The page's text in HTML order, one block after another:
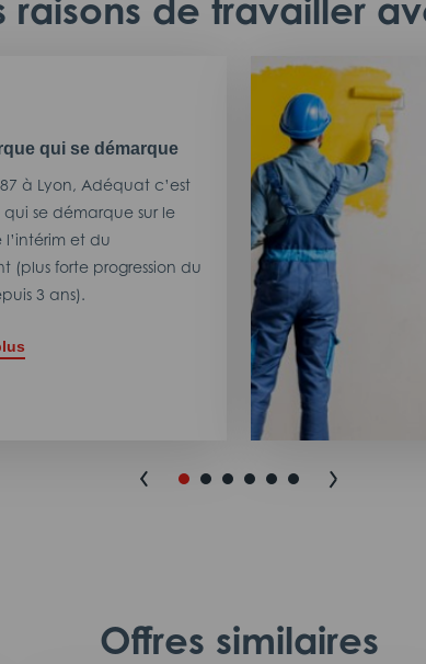
raisons de travailler
qui se démarque
à Lyon, Adéquat c’est
qui se démarque sur le
et du
(plus forte progression du
3 ans).
Offres similaires